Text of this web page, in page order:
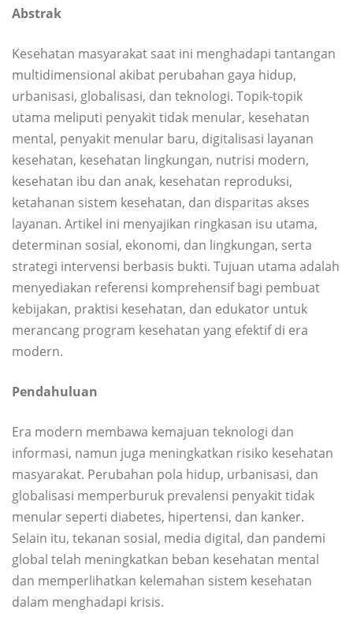
Abstrak
Kesehatan masyarakat saat ini menghadapi tantangan
multidimensional akibat perubahan gaya hidup,
urbanisasi, globalisasi, dan teknologi. Topik-topik
utama meliputi penyakit tidak menular, kesehatan
mental, penyakit menular baru, digitalisasi layanan
kesehatan, kesehatan lingkungan, nutrisi modern,
kesehatan ibu dan anak, kesehatan reproduksi,
ketahanan sistem kesehatan, dan disparitas akses
layanan. Artikel ini menyajikan ringkasan isu utama,
determinan sosial, ekonomi, dan lingkungan, serta
strategi intervensi berbasis bukti. Tujuan utama adalah
menyediakan referensi komprehensif bagi pembuat
kebijakan, praktisi kesehatan, dan edukator untuk
merancang program kesehatan yang efektif di era
modern.
Pendahuluan
Era modern membawa kemajuan teknologi dan
informasi, namun juga meningkatkan risiko kesehatan
masyarakat. Perubahan pola hidup, urbanisasi, dan
globalisasi memperburuk prevalensi penyakit tidak
menular seperti diabetes, hipertensi, dan kanker.
Selain itu, tekanan sosial, media digital, dan pandemi
global telah meningkatkan beban kesehatan mental
dan memperlihatkan kelemahan sistem kesehatan
dalam menghadapi krisis.